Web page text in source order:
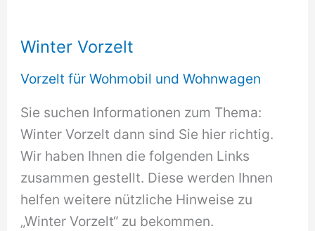
Winter Vorzelt
Vorzelt für Wohmobil und Wohnwagen
Sie suchen Informationen zum Thema:
Winter Vorzelt dann sind Sie hier richtig.
Wir haben Ihnen die folgenden Links
zusammen gestellt. Diese werden Ihnen
helfen weitere nützliche Hinweise zu
„Winter Vorzelt“ zu bekommen.